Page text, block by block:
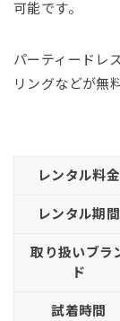
可能です。
パーティードレ
リングなどが無
レンタル料金
レンタル期間
取り扱いブラ
ド
試着時間